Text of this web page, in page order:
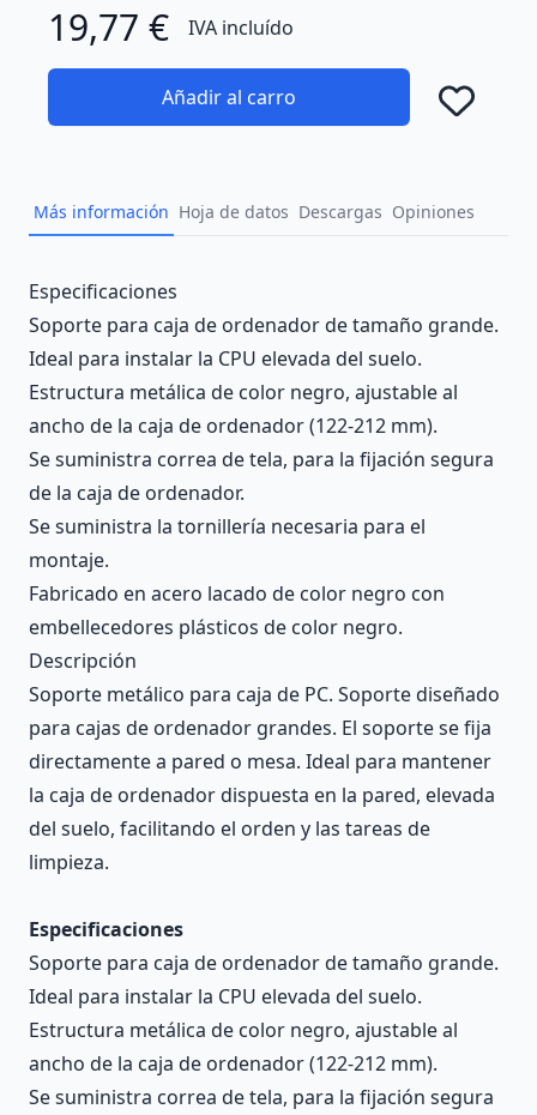
19,77 € IVA incluído
Añadir al carro
Más información Hoja de datos Descargas Opiniones
Description
Especificaciones
Soporte para caja de ordenador de tamaño grande.
Ideal para instalar la CPU elevada del suelo.
Estructura metálica de color negro, ajustable al
ancho de la caja de ordenador (122-212 mm).
Se suministra correa de tela, para la fijación segura
de la caja de ordenador.
Se suministra la tornillería necesaria para el
montaje.
Fabricado en acero lacado de color negro con
embellecedores plásticos de color negro.
Descripción
Soporte metálico para caja de PC. Soporte diseñado
para cajas de ordenador grandes. El soporte se fija
directamente a pared o mesa. Ideal para mantener
la caja de ordenador dispuesta en la pared, elevada
del suelo, facilitando el orden y las tareas de
limpieza.
Especificaciones
Soporte para caja de ordenador de tamaño grande.
Ideal para instalar la CPU elevada del suelo.
Estructura metálica de color negro, ajustable al
ancho de la caja de ordenador (122-212 mm).
Se suministra correa de tela, para la fijación segura